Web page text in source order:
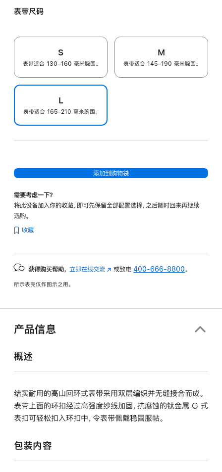
表带尺码
S
表带适合 130–160 毫米腕围。
M
表带适合 145–190 毫米腕围。
L
表带适合 165–210 毫米腕围。
添加到购物袋
需要考虑一下？
将此设备加入你的收藏，即可先保留全部配置选择，之后随时回来再继续
选购。
收藏
获得购买帮助， 立即在线交流 (在
中
或致电400-666-8800 。
所示表壳仅作图示之用。
产品信息
概述
结实耐用的高山回环式表带采用双层编织并无缝接合而成。
表带上面的环扣经过高强度纱线加固，抗腐蚀的钛金属 G 式
表扣可轻松扣入环扣中，令表带佩戴稳固服帖。
包装内容